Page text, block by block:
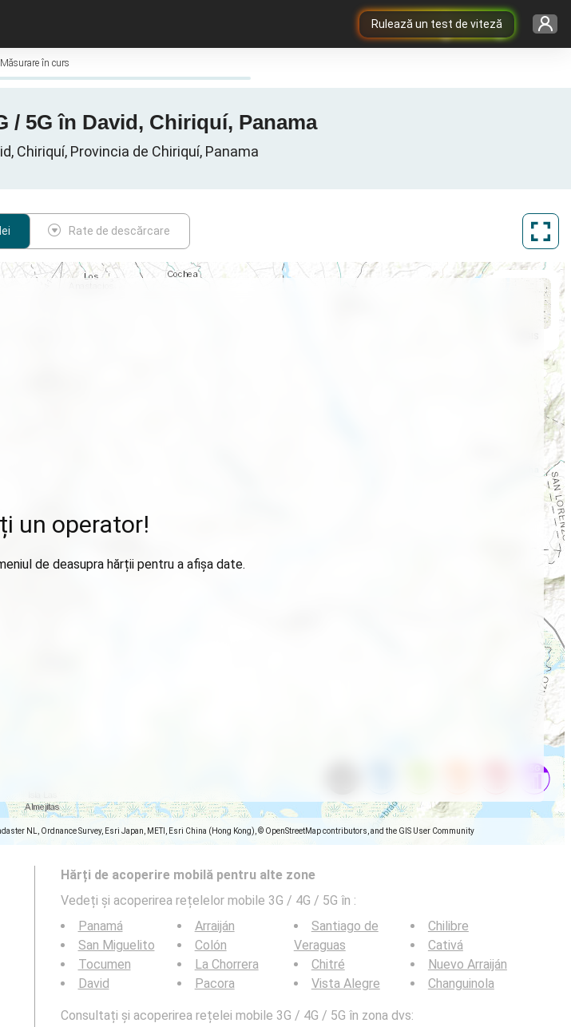
Rulează un test de viteză
Măsurare în curs
/ 5G în David, Chiriquí, Panama
Chiriquí, Provincia de Chiriquí, Panama
Rate de descărcare
NL, Ordnance Survey, Esri Japan, METI, Esri China (Hong Kong), © OpenStreetMap contributors, and the GIS User Community
un operator!
de deasupra hărții pentru a afișa date.
Hărți de acoperire mobilă pentru alte zone
Vedeți și acoperirea rețelelor mobile 3G / 4G / 5G în :
Panamá
San Miguelito
Tocumen
David
Arraiján
Colón
La Chorrera
Pacora
Santiago de
Veraguas
Chitré
Vista Alegre
Chilibre
Cativá
Nuevo Arraiján
Changuinola
Consultați și acoperirea rețelei mobile 3G / 4G / 5G în zona dvs: